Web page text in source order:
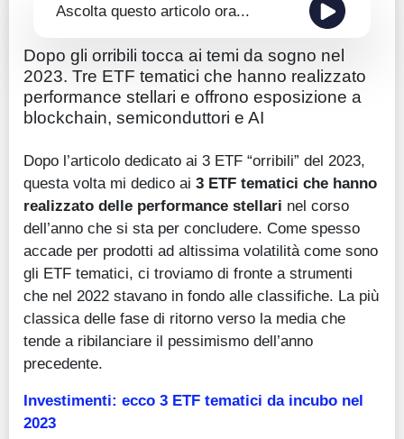
Ascolta questo articolo ora...
Dopo gli orribili tocca ai temi da sogno nel
2023. Tre ETF tematici che hanno realizzato
performance stellari e offrono esposizione a
blockchain, semiconduttori e AI
Dopo l’articolo dedicato ai 3 ETF “orribili” del 2023,
questa volta mi dedico ai 3 ETF tematici che hanno
realizzato delle performance stellari nel corso
dell’anno che si sta per concludere. Come spesso
accade per prodotti ad altissima volatilità come sono
gli ETF tematici, ci troviamo di fronte a strumenti
che nel 2022 stavano in fondo alle classifiche. La più
classica delle fase di ritorno verso la media che
tende a ribilanciare il pessimismo dell’anno
precedente.
Investimenti: ecco 3 ETF tematici da incubo nel
2023